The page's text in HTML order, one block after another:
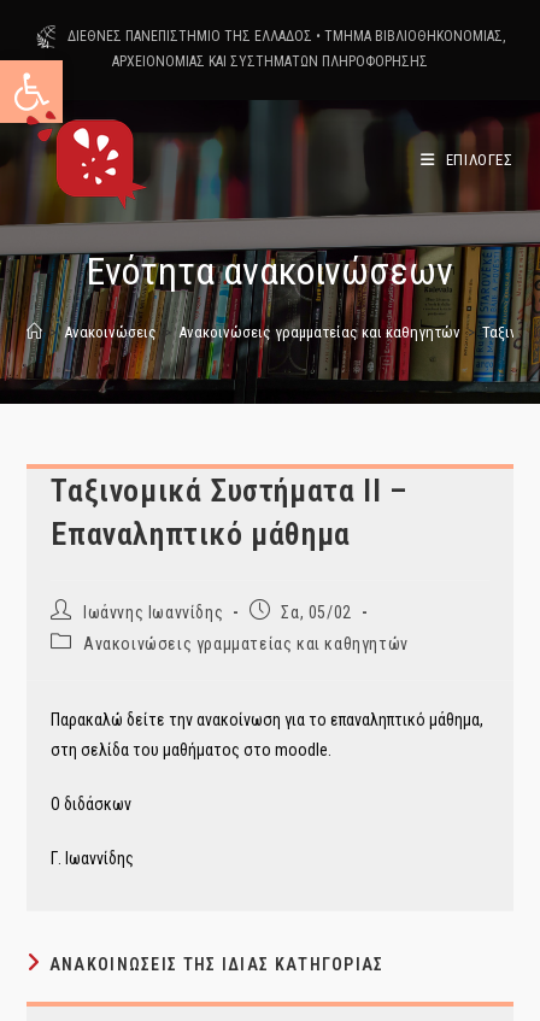
Ανοίξτε τη γραμμή εργαλείων
content
ΔΙΕΘΝΕΣ ΠΑΝΕΠΙΣΤΗΜΙΟ ΤΗΣ ΕΛΛΑΔΟΣ • ΤΜΗΜΑ ΒΙΒΛΙΟΘΗΚΟΝΟΜΙΑΣ,
ΑΡΧΕΙΟΝΟΜΙΑΣ ΚΑΙ ΣΥΣΤΗΜΑΤΩΝ ΠΛΗΡΟΦΟΡΗΣΗΣ
ΕΠΙΛΟΓΕΣ
Ενότητα ανακοινώσεων
> Ανακοινώσεις > Ανακοινώσεις γραμματείας και καθηγητών >
Ταξινομικά Συστήματα ΙΙ –
Επαναληπτικό μάθημα
Post
author:
Ιωάννης Ιωαννίδης
PostΣα, 05/02
PostΑνακοινώσεις γραμματείας και καθηγητών
Παρακαλώ δείτε την ανακοίνωση για το επαναληπτικό μάθημα,
στη σελίδα του μαθήματος στο moodle.
Ο διδάσκων
Γ. Ιωαννίδης
ΑΝΑΚΟΙΝΏΣΕΙΣ ΤΗΣ ΊΔΙΑΣ ΚΑΤΗΓΟΡΊΑΣ